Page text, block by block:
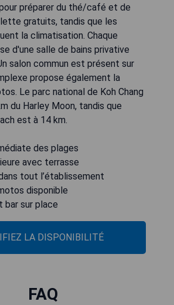
préparer du thé/café et de
gratuits, tandis que les
la climatisation. Chaque
d'une salle de bains privative
salon commun est présent sur
propose également la
Le parc national de Koh Chang
du Harley Moon, tandis que
est à 14 km.
des plages
avec terrasse
tout l’établissement
disponible
bar sur place
LA DISPONIBILITÉ
FAQ